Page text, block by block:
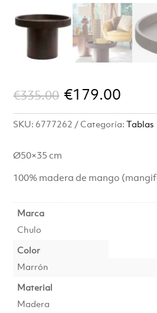
€335.00 El
precio
original
€335.00.
€179.00
SKU: 6777262 Categoría:Tablas
Ø50×35 cm
100% madera de mango
Marca
Chulo
Color
Marrón
Material
Madera